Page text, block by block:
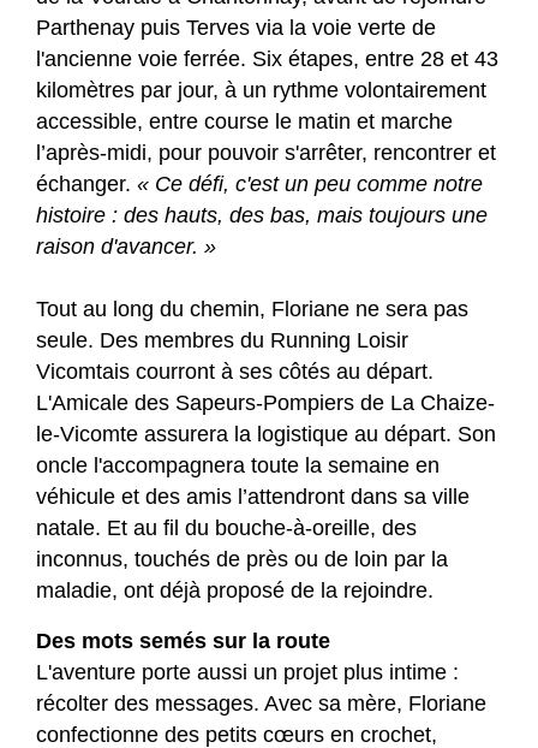
Parthenay puis Terves via la voie verte de
l'ancienne voie ferrée. Six étapes, entre 28 et 43
kilomètres par jour, à un rythme volontairement
accessible, entre course le matin et marche
l’après-midi, pour pouvoir s'arrêter, rencontrer et
échanger. « Ce défi, c'est un peu comme notre
histoire : des hauts, des bas, mais toujours une
raison d'avancer. »
Tout au long du chemin, Floriane ne sera pas
seule. Des membres du Running Loisir
Vicomtais courront à ses côtés au départ.
L'Amicale des Sapeurs-Pompiers de La Chaize-
le-Vicomte assurera la logistique au départ. Son
oncle l'accompagnera toute la semaine en
véhicule et des amis l’attendront dans sa ville
natale. Et au fil du bouche-à-oreille, des
inconnus, touchés de près ou de loin par la
maladie, ont déjà proposé de la rejoindre.
Des mots semés sur la route
L'aventure porte aussi un projet plus intime :
récolter des messages. Avec sa mère, Floriane
confectionne des petits cœurs en crochet,